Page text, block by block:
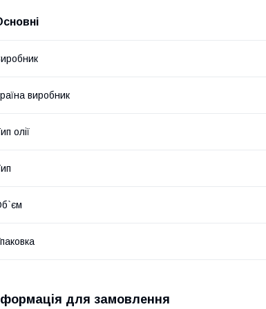
виробник
олії
для замовлення